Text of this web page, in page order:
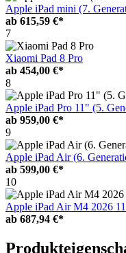
Apple iPad mini (7.
ab 615,59 €*
7
Xiaomi Pad 8 Pro
ab 454,00 €*
8
Apple iPad Pro 11" (5.
ab 959,00 €*
9
Apple iPad Air (6.
ab 599,00 €*
10
Apple iPad Air M4 2026
ab 687,94 €*